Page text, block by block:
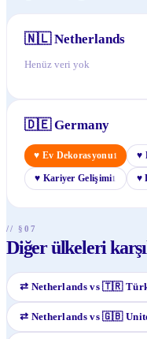
🇳🇱 Netherlands
Henüz veri yok
🇩🇪 Germany
♥ Ev Dekorasyonu1 ♥
♥ Kariyer Gelişimi1 ♥
// §07
Diğer ülkeleri
⇄ Netherlandsvs🇹🇷
⇄ Netherlandsvs🇬🇧